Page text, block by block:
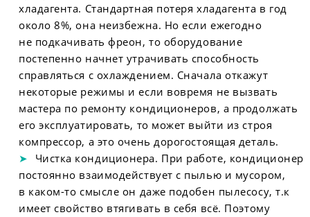
хладагента. Стандартная потеря хладагента в год
около 8%, она неизбежна. Но если ежегодно
не подкачивать фреон, то оборудование
постепенно начнет утрачивать способность
справляться с охлаждением. Сначала откажут
некоторые режимы и если вовремя не вызвать
мастера по ремонту кондиционеров, а продолжать
его эксплуатировать, то может выйти из строя
компрессор, а это очень дорогостоящая деталь.
Чистка кондиционера. При работе, кондиционер
постоянно взаимодействует с пылью и мусором,
в каком-то смысле он даже подобен пылесосу, т.к
имеет свойство втягивать в себя всё. Поэтому